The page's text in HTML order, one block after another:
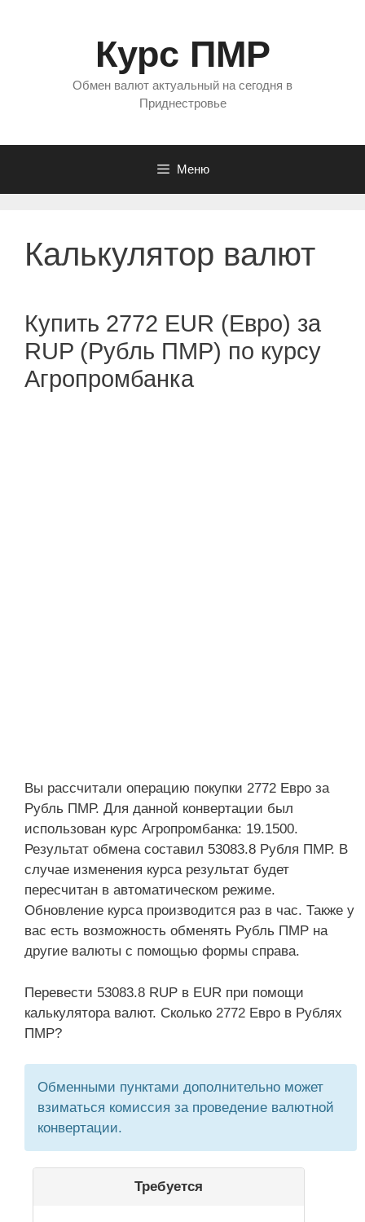
Курс ПМР
Обмен валют актуальный на сегодня в
Приднестровье
Меню
Калькулятор валют
Купить 2772 EUR (Евро) за
RUP (Рубль ПМР) по курсу
Агропромбанка
Вы рассчитали операцию покупки 2772 Евро за
Рубль ПМР. Для данной конвертации был
использован курс Агропромбанка: 19.1500.
Результат обмена составил 53083.8 Рубля ПМР. В
случае изменения курса результат будет
пересчитан в автоматическом режиме.
Обновление курса производится раз в час. Также у
вас есть возможность обменять Рубль ПМР на
другие валюты с помощью формы справа.
Перевести 53083.8 RUP в EUR при помощи
калькулятора валют. Сколько 2772 Евро в Рублях
ПМР?
Обменными пунктами дополнительно может
взиматься комиссия за проведение валютной
конвертации.
Требуется